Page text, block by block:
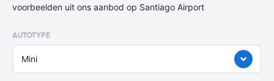
voorbeelden uit ons aanbod op Santiago Airport
AUTOTYPE
Mini